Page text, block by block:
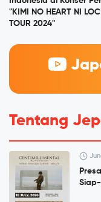
"KIMI NO HEART NI
TOUR 2024"
Tentang